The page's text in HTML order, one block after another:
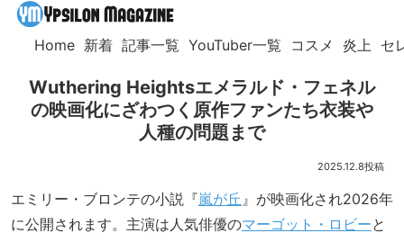
Home 新着 記事一覧 YouTuber一覧 コスメ 炎上 セ
Wuthering Heightsエメラルド・フェネル
の映画化にざわつく原作ファンたち衣装や
人種の問題まで
2025.12.8
エミリー・ブロンテの小説『嵐が丘 』が映画化され2026年
に公開されます。主演は人気俳優のマーゴット・ロビーと